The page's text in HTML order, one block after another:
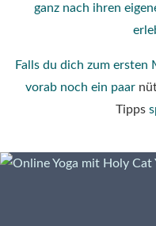
ganz nach ihren
Falls du dich zum ersten
vorab noch ein paar
Tipps